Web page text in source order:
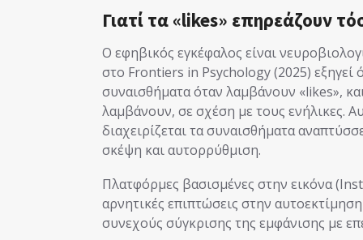
Γιατί τα «likes» επηρεάζουν
Ο εφηβικός εγκέφαλος είναι
στο Frontiers in Psychology (2025) εξηγεί
συναισθήματα όταν λαμβάνουν «likes»,
λαμβάνουν, σε σχέση με τους ενήλικες.
διαχειρίζεται τα συναισθήματα
σκέψη και αυτορρύθμιση.
Πλατφόρμες βασισμένες στην εικόνα
αρνητικές επιπτώσεις στην
συνεχούς σύγκρισης της εμφάνισης με